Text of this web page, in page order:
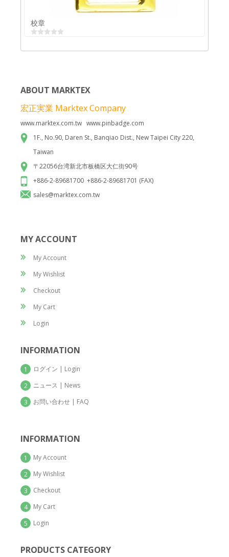
校章
校章
ABOUT MARKTEX
宏正実業 Marktex Company
www.marktex.com.tw www.pinbadge.com
1F., No.90, Daren St., Banqiao Dist., New Taipei City 220,
Taiwan
〒22056台湾新北市板橋区大仁街90号
+886-2-89681700 +886-2-89681701 (FAX)
sales@marktex.com.tw
MY ACCOUNT
My Account
My Wishlist
Checkout
My Cart
Login
INFORMATION
1
ログイン | Login
2
ニュース | News
3
お問い合わせ | FAQ
INFORMATION
1
My Account
2
My Wishlist
3
Checkout
4
My Cart
5
Login
PRODUCTS CATEGORY